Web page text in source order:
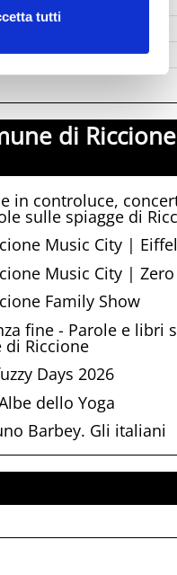
tutti
03 04 05 06
di
in controluce,
sulle spiagge di
Music City |
Music City |
Family Show
fine - Parole e libri
di Riccione
Days 2026
dello Yoga
Barbey. Gli italiani